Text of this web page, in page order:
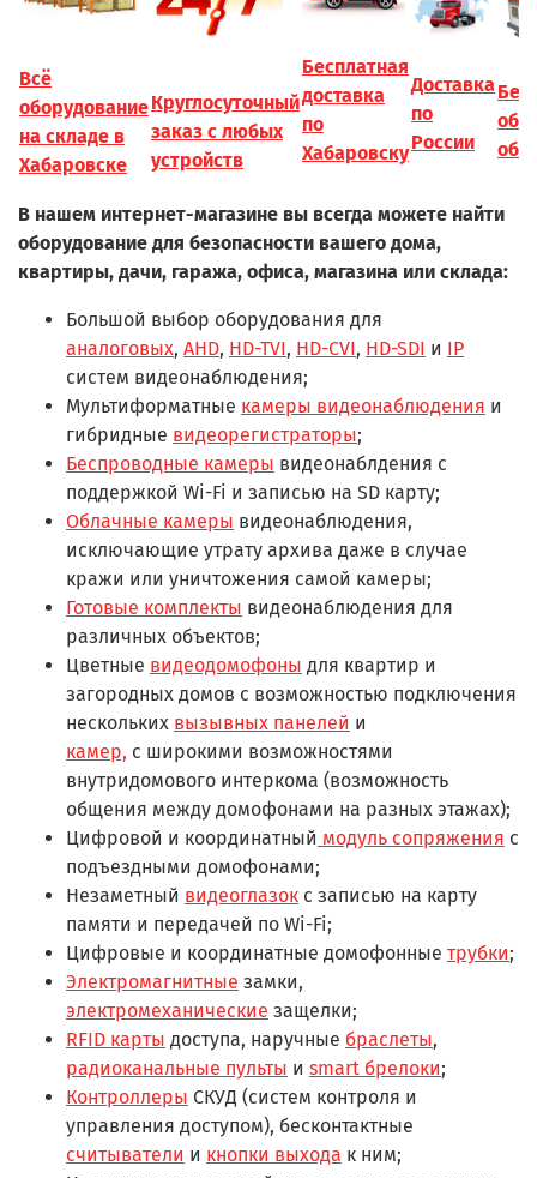
Всё
оборудование
на складе в
Хабаровске
Круглосуточный
заказ с любых
устройств
Бесплатная
доставка
по
Хабаровску
Доставка
по
России
В нашем интернет-магазине вы всегда можете найти
оборудование для безопасности вашего дома,
квартиры, дачи, гаража, офиса, магазина или склада:
Большой выбор оборудования для
аналоговых, AHD, HD-TVI, HD-CVI, HD-SDI и IP
систем видеонаблюдения;
Мультиформатные камеры видеонаблюдения и
гибридные видеорегистраторы;
Беспроводные камеры видеонаблдения с
поддержкой Wi-Fi и записью на SD карту;
Облачные камеры видеонаблюдения,
исключающие утрату архива даже в случае
кражи или уничтожения самой камеры;
Готовые комплекты видеонаблюдения для
различных объектов;
Цветные видеодомофоны для квартир и
загородных домов с возможностью подключения
нескольких вызывных панелей и
камер, с широкими возможностями
внутридомового интеркома (возможность
общения между домофонами на разных этажах);
Цифровой и координатный модуль сопряжения с
подъездными домофонами;
Незаметный видеоглазок с записью на карту
памяти и передачей по Wi-Fi;
Цифровые и координатные домофонные трубки;
Электромагнитные замки,
электромеханические защелки;
RFID карты доступа, наручные браслеты,
радиоканальные пульты и smart брелоки;
Контроллеры СКУД (систем контроля и
управления доступом), бесконтактные
считыватели и кнопки выхода к ним;